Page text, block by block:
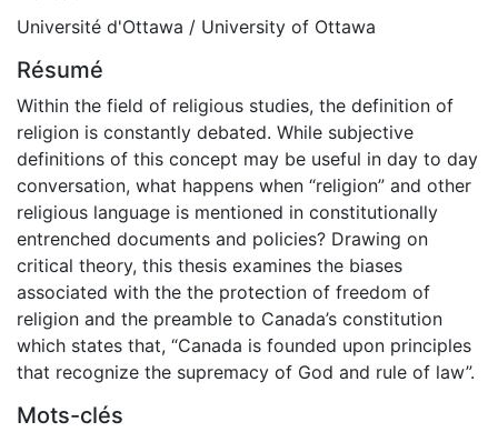
Université d'Ottawa / University of Ottawa
Résumé
Within the field of religious studies, the definition of
religion is constantly debated. While subjective
definitions of this concept may be useful in day to day
conversation, what happens when “religion” and other
religious language is mentioned in constitutionally
entrenched documents and policies? Drawing on
critical theory, this thesis examines the biases
associated with the the protection of freedom of
religion and the preamble to Canada’s constitution
which states that, “Canada is founded upon principles
that recognize the supremacy of God and rule of law”.
Mots-clés